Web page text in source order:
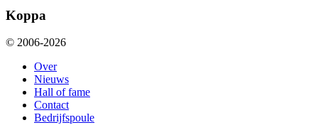
Koppa
© 2006-2026
Over
Nieuws
Hall of fame
Contact
Bedrijfspoule